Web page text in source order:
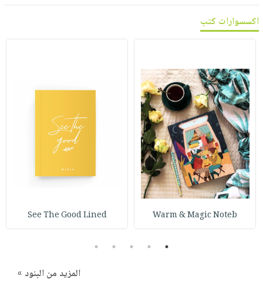
تواصل
معنا
اكسسوارات كتب
Warm & Magic Noteb
See The Good Lined
1
2
3
4
5
المزيد من البنود »